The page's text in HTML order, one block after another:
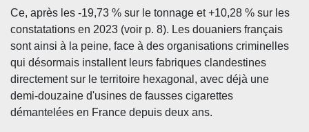
Ce, après les -19,73 % sur le tonnage et +10,28 % sur les
constatations en 2023 (voir p. 8). Les douaniers français
sont ainsi à la peine, face à des organisations criminelles
qui désormais installent leurs fabriques clandestines
directement sur le territoire hexagonal, avec déjà une
demi-douzaine d'usines de fausses cigarettes
démantelées en France depuis deux ans.